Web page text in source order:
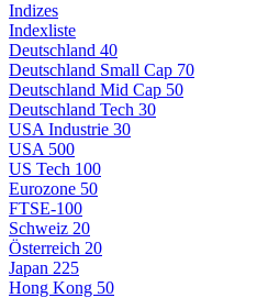
Indizes
Indexliste
Deutschland 40
Deutschland Small Cap 70
Deutschland Mid Cap 50
Deutschland Tech 30
USA Industrie 30
USA 500
US Tech 100
Eurozone 50
FTSE-100
Schweiz 20
Österreich 20
Japan 225
Hong Kong 50